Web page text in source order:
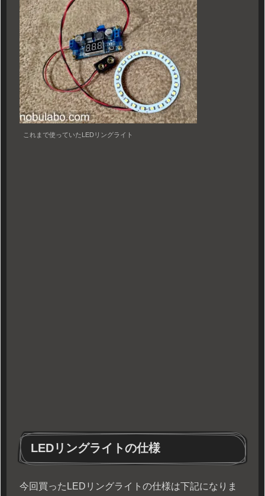
これまで使っていたLEDリングライト
LEDリングライトの仕様
今回買ったLEDリングライトの仕様は下記になりま